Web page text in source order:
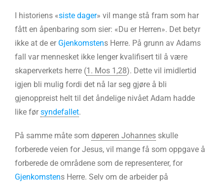
I historiens «siste dager» vil mange stå fram som har
fått en åpenbaring som sier: «Du er Herren». Det betyr
ikke at de er Gjenkomstens Herre. På grunn av Adams
fall var mennesket ikke lenger kvalifisert til å være
skaperverkets herre (1. Mos 1,28). Dette vil imidlertid
igjen bli mulig fordi det nå lar seg gjøre å bli
gjenoppreist helt til det åndelige nivået Adam hadde
like førsyndefallet.
På samme måte som døperen Johannes skulle
forberede veien for Jesus, vil mange få som oppgave å
forberede de områdene som de representerer, for
Gjenkomstens Herre. Selv om de arbeider på